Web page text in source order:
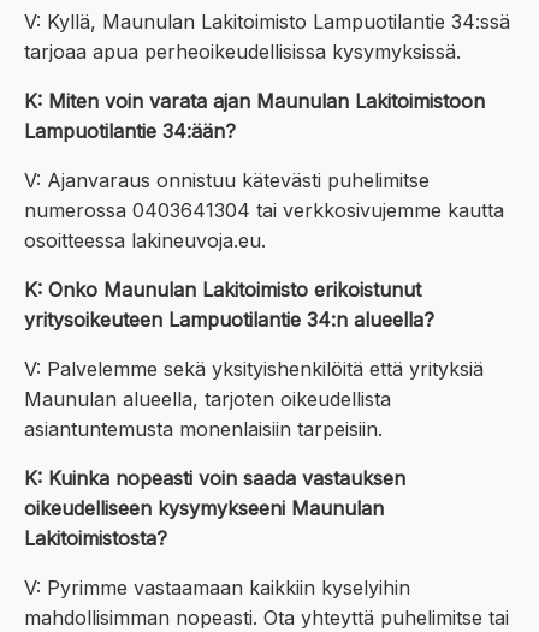
V: Kyllä, Maunulan Lakitoimisto Lampuotilantie 34:ssä
tarjoaa apua perheoikeudellisissa kysymyksissä.
K: Miten voin varata ajan Maunulan Lakitoimistoon
Lampuotilantie 34:ään?
V: Ajanvaraus onnistuu kätevästi puhelimitse
numerossa 0403641304 tai verkkosivujemme kautta
osoitteessa lakineuvoja.eu.
K: Onko Maunulan Lakitoimisto erikoistunut
yritysoikeuteen Lampuotilantie 34:n alueella?
V: Palvelemme sekä yksityishenkilöitä että yrityksiä
Maunulan alueella, tarjoten oikeudellista
asiantuntemusta monenlaisiin tarpeisiin.
K: Kuinka nopeasti voin saada vastauksen
oikeudelliseen kysymykseeni Maunulan
Lakitoimistosta?
V: Pyrimme vastaamaan kaikkiin kyselyihin
mahdollisimman nopeasti. Ota yhteyttä puhelimitse tai